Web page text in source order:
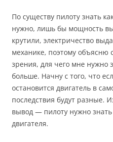
По существу пилоту знать
нужно, лишь бы мощность
крутили, электричество
механике, поэтому объясню
зрения, для чего мне нужно
больше. Начну с того, что
остановится двигатель в
последствия будут разные.
вывод — пилоту нужно знать
двигателя.